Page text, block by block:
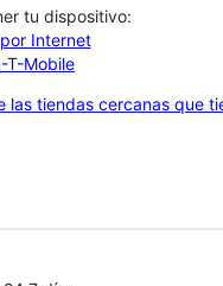
tu dispositivo:
Internet
T-Mobile
las tiendas cercanas que